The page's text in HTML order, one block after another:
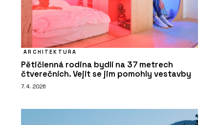
ARCHITEKTURA
Pětičlenná rodina bydlí na 37 metrech
čtverečních. Vejít se jim pomohly vestavby
7. 4. 2026